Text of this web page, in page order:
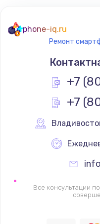
phone-iq.ru
Ремонт
+7
+7
Все консультации